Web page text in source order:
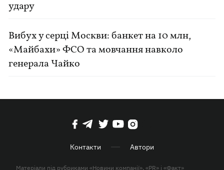
удару
Вибух у серці Москви: банкет на 10 млн,
«Майбахи» ФСО та мовчання навколо
генерала Чайко
Контакти Автори
Матеріали під рубриками «Новини компанії», «PR» і «Факт»